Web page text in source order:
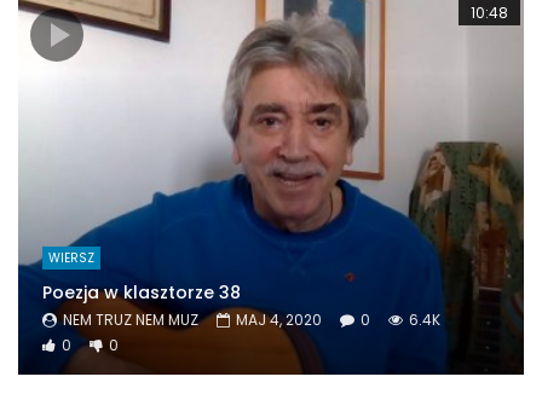
10:48
WIERSZ
Poezja w klasztorze 38
NEM TRUZ NEM MUZ MAJ 4, 2020 0
6.4K
0
0